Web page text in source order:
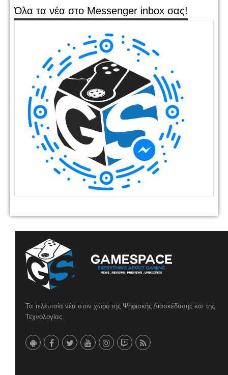
Όλα τα νέα στο Messenger inbox σας!
Τα τελευταία νέα στον χώρο της Ψηφιακής Διασκέδασης και της
Τεχνολογίας.